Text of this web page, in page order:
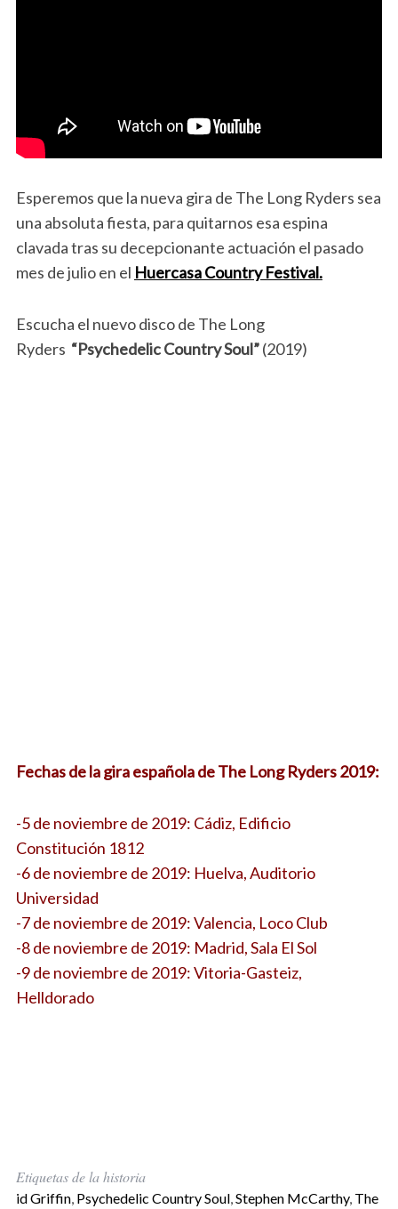
Esperemos que la nueva gira de The Long Ryders sea
una absoluta fiesta, para quitarnos esa espina
clavada tras su decepcionante actuación el pasado
mes de julio en el Huercasa Country Festival.
Escucha el nuevo disco de The Long
Ryders “Psychedelic Country Soul”(2019)
Fechas de la gira española de The Long Ryders 2019:
-5 de noviembre de 2019: Cádiz, Edificio
Constitución 1812
-6 de noviembre de 2019: Huelva, Auditorio
Universidad
-7 de noviembre de 2019: Valencia, Loco Club
-8 de noviembre de 2019: Madrid, Sala El Sol
-9 de noviembre de 2019: Vitoria-Gasteiz,
Helldorado
Etiquetas de la historia
id Griffin, Psychedelic Country Soul, Stephen McCarthy, The